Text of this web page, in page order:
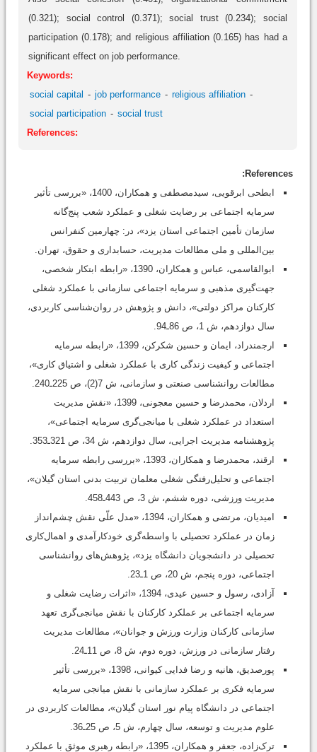
(0.321); social control (0.371); social trust (0.234); social
participation (0.178); and religious affiliation (0.165) has had a
significant effect on job performance.
Keywords:
social capital
job performance
religious affiliation
social participation
social trust
References:
References:
ابطحی ابرقویی، سیدمصطفی و همکاران، 1400، «بررسی تأثیر
سرمایه اجتماعی بر رضایت شغلی و عملکرد شعب پنج‌گانه
سازمان تأمین اجتماعی استان یزد»، در: چهارمین کنفرانس
بین‌المللی و ملی مطالعات مدیریت، حسابداری و حقوق، تهران.
ابوالقاسمی، عباس و همکاران، 1390،‌ «رابطه ابتکار شخصی،
جهت‌گیری مذهبی و سرمایه اجتماعی سازمانی با عملکرد شغلی
کارکنان مراکز دولتی»، دانش و پژوهش در روان‌شناسی کاربردی،
سال دوازدهم، ش 1، ص 86ـ94.
ارجمندراد، ایمان و حسین شکرکن، 1399، «رابطه سرمایه
اجتماعی و کیفیت زندگی کاری با عملکرد شغلی و اشتیاق کاری»،
مطالعات روانشناسی صنعتی و سازمانی، ش 7(2)، ص 225ـ240.
اردلان، محمدرضا و حسین معجونی، 1399، «نقش مدیریت
استعداد در عملکرد شغلی با میانجی‌گری سرمایه اجتماعی»،
پژوهشنامه مدیریت اجرایی، سال دوازدهم، ش 34، ص 321ـ353.
ارقند، محمدرضا و همکاران، 1393، «بررسی رابطه سرمایه
اجتماعی و تحلیل‌رفتگی شغلی معلمان تربیت ‌بدنی استان گیلان»،
مدیریت ورزشی، دوره ششم، ش 3، ص 443ـ458.
امیدیان، مرتضی و همکاران، 1394، «مدل علّی نقش چشم‌انداز
زمان در عملکرد تحصیلی با واسطه‌گری خودکارآمدی و اهمال‌کاری
تحصیلی در دانشجویان دانشگاه یزد»، پژوهش‌های روانشناسی
اجتماعی، دوره پنجم، ش 20، ص 1ـ23.
آزادی، رسول و حسین عیدی، 1394، «اثرات رضایت شغلی و
سرمایه اجتماعی بر عملکرد کارکنان با نقش میانجی‌گری تعهد
سازمانی کارکنان وزارت ورزش و جوانان»، مطالعات مدیریت
رفتار سازمانی در ورزش، دوره دوم، ش 8، ص 11ـ24.
پورصدیق، هانیه و رضا فدایی کیوانی، 1398، «بررسی تأثیر
سرمایه فکری بر عملکرد سازمانی با نقش میانجی سرمایه
اجتماعی در دانشگاه پیام نور استان گیلان»، مطالعات کاربردی در
علوم مدیریت و توسعه، سال چهارم، ش 5، ص 25ـ36.
ترک‌زاده، جعفر و همکاران، 1395، «رابطه رهبری موثق با عملکرد